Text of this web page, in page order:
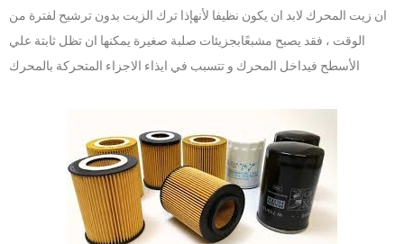
ان زيت المحرك لابد ان يكون نظيفا لأنهإذا ترك الزيت بدون ترشيح لفترة من
الوقت ، فقد يصبح مشبعًابجزيئات صلبة صغيرة يمكنها ان تظل ثابتة علي
الأسطح فيداخل المحرك و تتسبب في ايذاء الاجزاء المتحركة بالمحرك